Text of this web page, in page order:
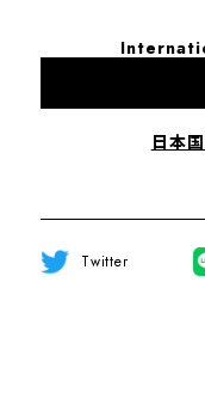
日本
Twitter